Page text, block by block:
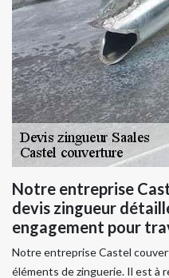
Notre entreprise
devis zingueur
engagement pour
Notre entreprise Castel
éléments de zinguerie. Il est à